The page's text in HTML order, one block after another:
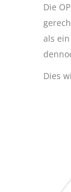
Die
als
Dies